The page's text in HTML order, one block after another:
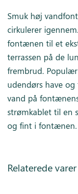
Smuk høj
cirkulerer
fontænen til et
terrassen på de
frembrud.
udendørs have
vand på
strømkablet til en
og fint i fontænen.
Relaterede varer